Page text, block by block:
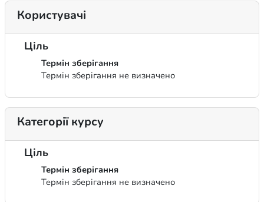
Користувачі
Ціль
Термін зберігання
Термін зберігання не визначено
Категорії курсу
Ціль
Термін зберігання
Термін зберігання не визначено